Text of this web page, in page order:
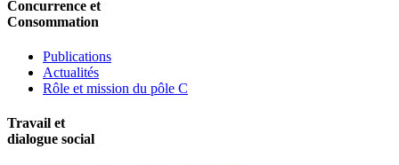
Concurrence et
Consommation
Publications
Actualités
Rôle et mission du pôle C
Travail et
dialogue social